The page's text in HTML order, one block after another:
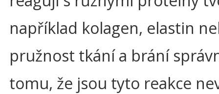
například kolagen, elastin
pružnost tkání a brání
tomu, že jsou tyto reakce